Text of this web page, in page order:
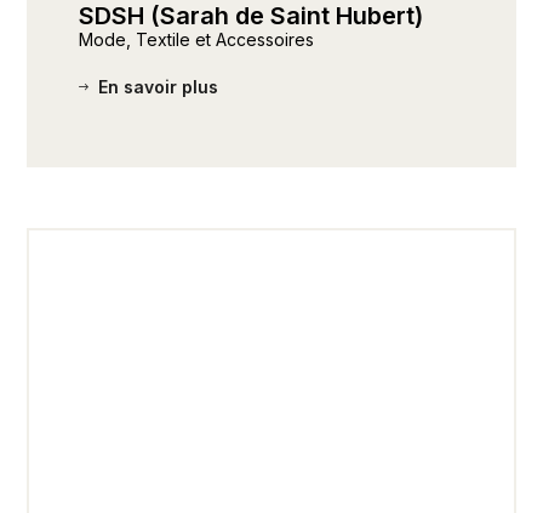
SDSH (Sarah de Saint Hubert)
Mode, Textile et Accessoires
En savoir plus